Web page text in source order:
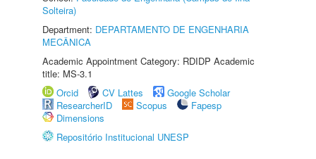
Solteira)
Department: DEPARTAMENTO DE ENGENHARIA
MECÂNICA
Academic Appointment Category: RDIDP Academic
title: MS-3.1
Orcid
CV Lattes
Google Scholar
ResearcherID
Scopus
Fapesp
Dimensions
Repositório Institucional UNESP